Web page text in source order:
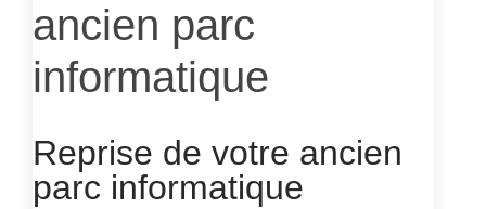
ancien parc
informatique
Reprise de votre ancien
parc informatique